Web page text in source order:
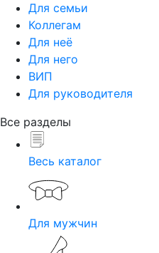
Для семьи
Коллегам
Для неё
Для него
ВИП
Для руководителя
Все разделы
Весь каталог
Для мужчин